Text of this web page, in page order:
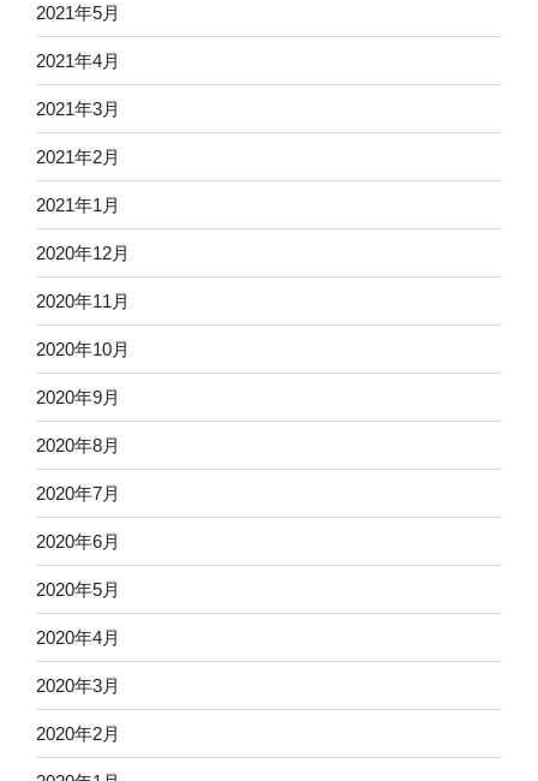
2021年5月
2021年4月
2021年3月
2021年2月
2021年1月
2020年12月
2020年11月
2020年10月
2020年9月
2020年8月
2020年7月
2020年6月
2020年5月
2020年4月
2020年3月
2020年2月